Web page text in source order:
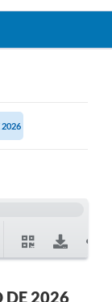
2026
DE 2026